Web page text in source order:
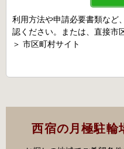
利用方法や申請必要書類など
認ください。または、直接市
＞ 市区町村サイト
西宿の月極駐輪